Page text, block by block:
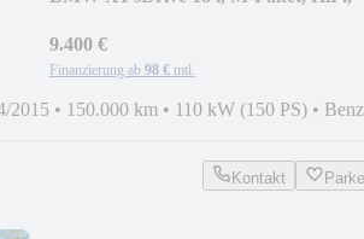
9.400 €
Finanzierung ab 98 € mtl.
2015 • 150.000 km • 110 kW (150 PS) •
Kontakt